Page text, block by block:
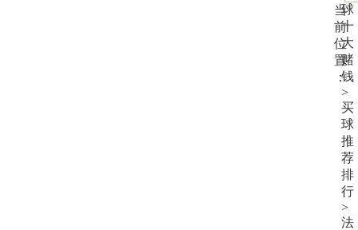
当
前
位
置
：
球
十
大
赌
钱
>
买
球
推
荐
排
行
>
法